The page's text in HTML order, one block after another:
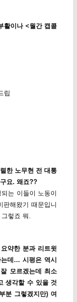
활이나 <월간 캡콜
립
한 노무현 전 대통
요. 왜죠??
는 이들이 노동이
해왔기 때문입니
렇죠 뭐.
약한 분과 리트윗
데… 시평은 역시
모르겠는데 최소
생각할 수 있을 것
분 그렇겠지만) 여